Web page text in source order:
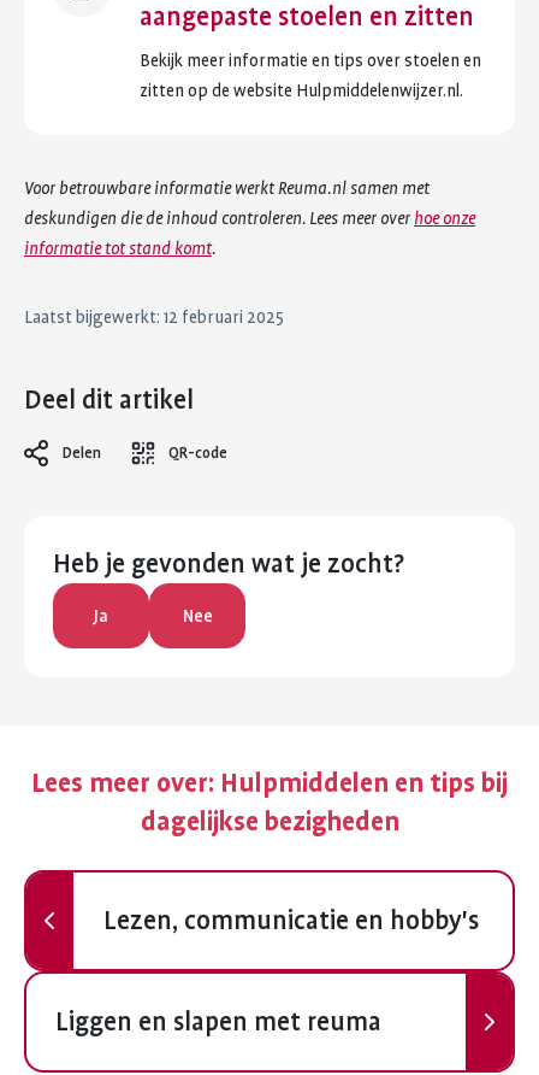
aangepaste stoelen en zitten
Bekijk meer informatie en tips over stoelen en
zitten op de website Hulpmiddelenwijzer.nl.
Voor betrouwbare informatie werkt Reuma.nl samen met
deskundigen die de inhoud controleren. Lees meer over hoe onze
informatie tot stand komt.
Laatst bijgewerkt: 12 februari 2025
Deel dit artikel
Delen QR-code
Heb je gevonden wat je zocht?
Ja Nee
Lees meer over: Hulpmiddelen en tips bij
dagelijkse bezigheden
Vorige
Lezen, communicatie en hobby's
Volgende
Liggen en slapen met reuma